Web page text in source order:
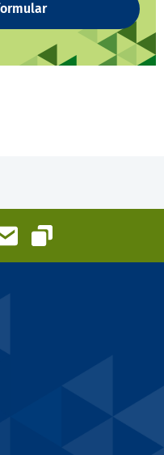
E-Mail
Link kopieren